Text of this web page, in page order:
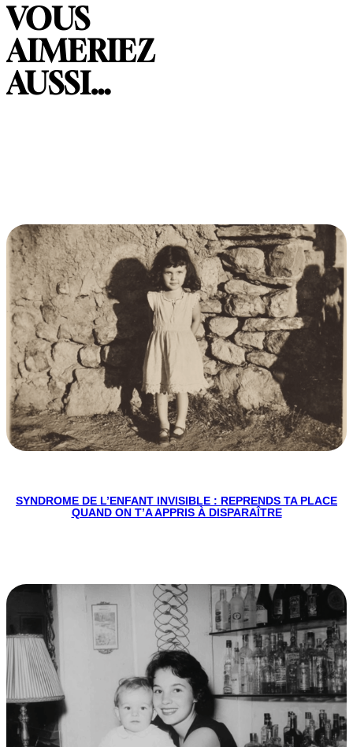
VOUS
AIMERIEZ
AUSSI…
SYNDROME DE L’ENFANT INVISIBLE : REPRENDS TA PLACE
QUAND ON T’A APPRIS À DISPARAÎTRE